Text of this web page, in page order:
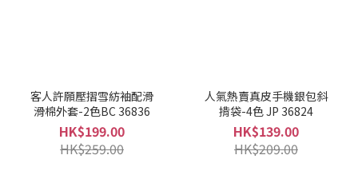
客人許願壓摺雪紡袖配滑
滑棉外套-2色BC 36836
HK$199.00
HK$259.00
人氣熱賣真皮手機銀包斜
揹袋-4色 JP 36824
HK$139.00
HK$209.00